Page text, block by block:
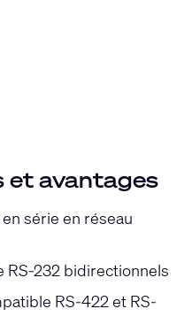
et avantages
série en réseau
RS-232 bidirectionnels
RS-422 et RS-